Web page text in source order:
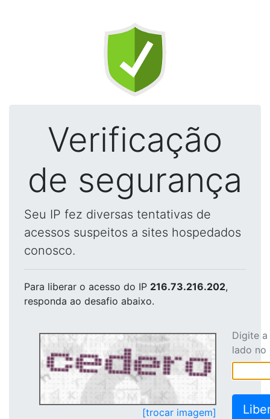
Verificação
de segurança
Seu IP fez diversas tentativas de
acessos suspeitos a sites hospedados
conosco.
Para liberar o acesso do IP 216.73.216.202,
responda ao desafio abaixo.
[trocar imagem]
Digite
lado no